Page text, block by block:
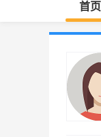
首页